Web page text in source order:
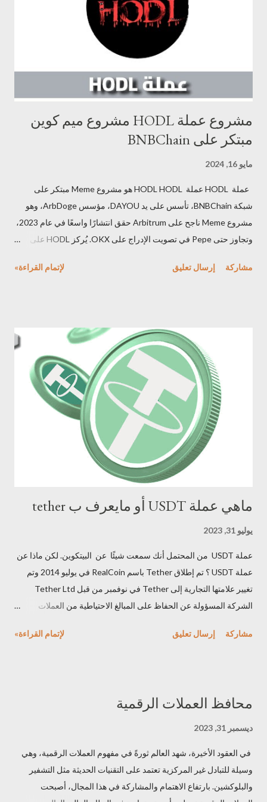
توضيح للمخاطر المحتملة المرتبطة بشراء العملات الرقمية من البنوك
مثل تقلب السوق والتشريعات القانونية. 8. التوصيات والنصائح: - تقديم
مشروع عملة HODL مشروع ميم كوين
مبتكر على BNBChain
مايو 16, 2024
عملة HODL عملة HODL HODL هو مشروع Meme مبتكر على
شبكة BNBChain، تأسس على يد DAYOU، مؤسس ArbDoge، وهو
مشروع Meme ناجح على Arbitrum حقق انتشارًا واسعًا في عام 2023،
وتجاوز حتى Pepe في تصويت الإدراج على OKX. يُركز HODL على
فريق ذو خبرة: يتمتع فريق HODL بخبرة واسعة في مجال العملات
بمجتمع نشط وحيوي من الداعمين الذين يؤمنون برؤية المشروع. خطة
طريق واضحة: يمتلك HODL خطة طريق واضحة محددة وأهدافه
المستقبلية. الاستثمار في عملة HODL إمكانية نمو عالية: يتمتع HODL
بإمكانية نمو عالية نظرًا لفريق العمل الموهوب، وتركيزه على مكافأة
حاملي العملة، ومجتمعه النشط. فرصة للانضمام إلى مجتمع متميز: يوفر
HODL فرصة للانضمام إلى مجتمع متميز من الداعمين الذين يؤمنون
برؤية المشروع. المساهمة في مشروع مبتكر: HODL هو مشروع م...
مشاركة إرسال تعليق لإتمام القراءة»
ماهي عملة USDT أو مايعرف ب tether
يوليو 31, 2023
عملة USDT من المحتمل أنك سمعت شيئًا عن البيتكوين. لكن ماذا عن
عملة USDT ؟ تم إطلاق Tether باسم RealCoin في يوليو 2014 وتم
تغيير علامتها التجارية إلى Tether في نوفمبر من قبل Tether Ltd
الشركة المسؤولة عن الحفاظ على المبالغ الاحتياطية من العملات
الرموز المميزة الأصلية لشبكة Tether بدأ تداولها تحت رمز عملة
عملة البيتكوين والعملات الافتراضية الأخرى، انها عملة مستقرة (عملة
مشفرة ذات قيمة ثابتة) تعكس سعر الدولار الأمريكي. نظريا هذه العملة
الرقمية ترتبط بأصول حقيقية للحفاظ على قيمتها المستقرة ، إلا أنها رغم
مشاركة إرسال تعليق لإتمام القراءة»
محافظ العملات الرقمية
ديسمبر 31, 2023
في العقود الأخيرة، شهد العالم ثورةً في مفهوم العملات الرقمية، وهي
وسيلة للتبادل غير المركزية تعتمد على التقنيات الحديثة مثل التشفير
والبلوكشين. بارتفاع الاهتمام والمشاركة في هذا المجال، أصبحت